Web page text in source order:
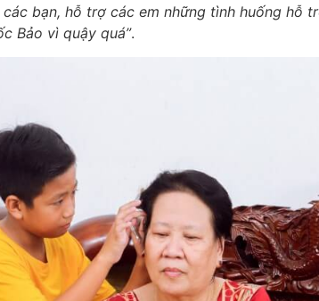
bạn, hỗ trợ các em những tình huống hỗ
Bảo vì quậy quá”.